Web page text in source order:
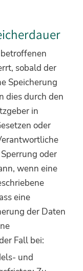
sobald der
Speicherung
dies durch den
in
oder
oder
wenn eine
eine
der Daten
Fall bei:
und